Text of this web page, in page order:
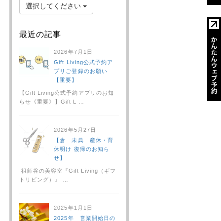
選択してください
最近の記事
2026年7月1日
Gift Living公式予約ア
プリご登録のお願い
【重要】
【Gift Living公式予約アプリのお知
らせ《重要》】Gift L …
2026年5月27日
【倉 未典 産休・育
休明け 復帰のお知ら
せ】
祖師谷の美容室『Gift Living（ギフ
トリビング）』 …
2025年1月1日
2025年 営業開始日の